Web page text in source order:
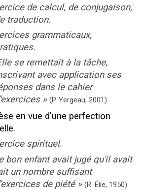
de calcul, de conjugaison,
traduction.
grammaticaux,
se remettait à la tâche,
avec application ses
dans le cahier
» (P. Yergeau, 2001).
en vue d'une perfection
spirituel.
bon enfant avait jugé qu'il avait
un nombre suffisant
de piété » (R. Élie, 1950).